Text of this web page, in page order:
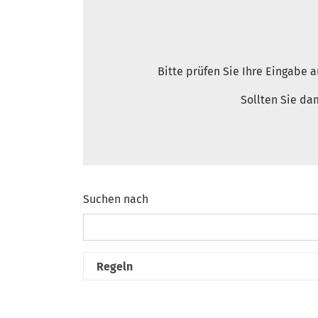
Bitte prüfen Sie Ihre Eingabe
Sollten Sie
Suchformular
Suchen nach
Regeln